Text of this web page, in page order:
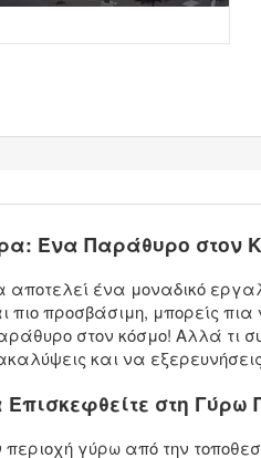
Ένα Παράθυρο στον
ένα μοναδικό
πιο προσβάσιμη, μπορείς
στον κόσμο! Αλλά τι
και να
στη Γύρω
περιοχή γύρω από την